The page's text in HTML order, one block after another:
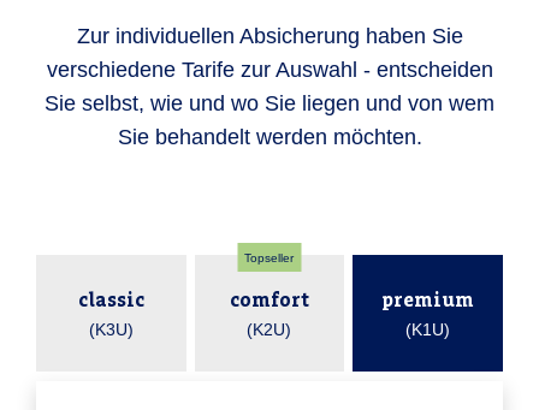
Zur individuellen Absicherung haben Sie
verschiedene Tarife zur Auswahl - entscheiden
Sie selbst, wie und wo Sie liegen und von wem
Sie behandelt werden möchten.
classic
(K3U)
Topseller
comfort
(K2U)
premium
(K1U)